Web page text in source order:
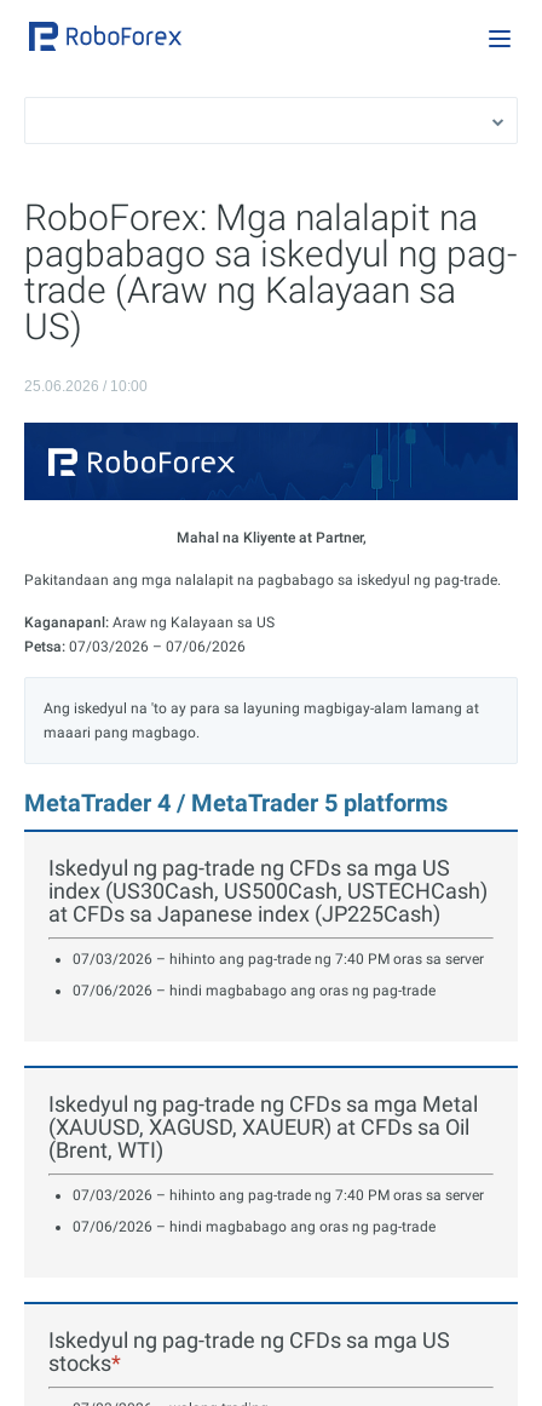
RoboForex: Mga nalalapit na
pagbabago sa iskedyul ng pag-
trade (Araw ng Kalayaan sa
US)
25.06.2026 / 10:00
Mahal na Kliyente at Partner,
Pakitandaan ang mga nalalapit na pagbabago sa iskedyul ng pag-trade.
Kaganapanl: Araw ng Kalayaan sa US
Petsa: 07/03/2026 – 07/06/2026
Ang iskedyul na 'to ay para sa layuning magbigay-alam lamang at
maaari pang magbago.
MetaTrader 4 / MetaTrader 5 platforms
Iskedyul ng pag-trade ng CFDs sa mga US
index (US30Cash, US500Cash, USTECHCash)
at CFDs sa Japanese index (JP225Cash)
07/03/2026 – hihinto ang pag-trade ng 7:40 PM oras sa server
07/06/2026 – hindi magbabago ang oras ng pag-trade
Iskedyul ng pag-trade ng CFDs sa mga Metal
(XAUUSD, XAGUSD, XAUEUR) at CFDs sa Oil
(Brent, WTI)
07/03/2026 – hihinto ang pag-trade ng 7:40 PM oras sa server
07/06/2026 – hindi magbabago ang oras ng pag-trade
Iskedyul ng pag-trade ng CFDs sa mga US
stocks*